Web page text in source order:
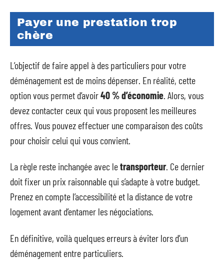
Payer une prestation trop
chère
L’objectif de faire appel à des particuliers pour votre
déménagement est de moins dépenser. En réalité, cette
option vous permet d’avoir40 % d’économie . Alors, vous
devez contacter ceux qui vous proposent les meilleures
offres. Vous pouvez effectuer une comparaison des coûts
pour choisir celui qui vous convient.
La règle reste inchangée avec letransporteur. Ce dernier
doit fixer un prix raisonnable qui s’adapte à votre budget.
Prenez en compte l’accessibilité et la distance de votre
logement avant d’entamer les négociations.
En définitive, voilà quelques erreurs à éviter lors d’un
déménagement entre particuliers.